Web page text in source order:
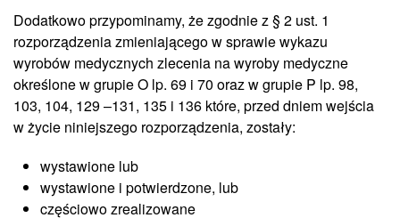
Dodatkowo przypominamy, że zgodnie z § 2 ust. 1
rozporządzenia zmieniającego w sprawie wykazu
wyrobów medycznych zlecenia na wyroby medyczne
określone w grupie O lp. 69 i 70 oraz w grupie P lp. 98,
103, 104, 129 –131, 135 i 136 które, przed dniem wejścia
w życie niniejszego rozporządzenia, zostały:
wystawione lub
wystawione i potwierdzone, lub
częściowo zrealizowane